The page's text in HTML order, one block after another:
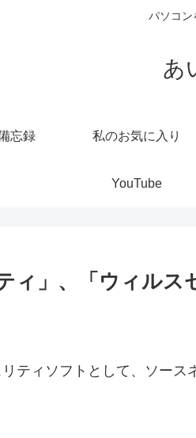
パソコン
あ
忘録 私のお気に入り
YouTube
ィ」、「ウィル
ティソフトとして、ソース